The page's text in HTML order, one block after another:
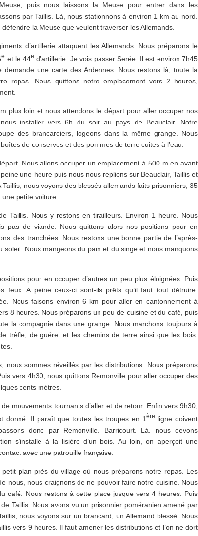
Meuse, puis nous laissons la Meuse pour entrer dans les
par Taillis. Là, nous stationnons à environ 1 km au nord.
la Meuse que veulent traverser les Allemands.
d’artillerie attaquent les Allemands. Nous préparons le
e et le 44e d’artillerie. Je vois passer Serée. Il est environ 7h45
demande une carte des Ardennes. Nous restons là, toute la
repas. Nous quittons notre emplacement vers 2 heures,
plus loin et nous attendons le départ pour aller occuper nos
nous installer vers 6h du soir au pays de Beauclair. Notre
des brancardiers, logeons dans la même grange. Nous
de conserves et des pommes de terre cuites à l’eau.
Nous allons occuper un emplacement à 500 m en avant
une heure puis nous nous replions sur Beauclair, Taillis et
Taillis, nous voyons des blessés allemands faits prisonniers, 35
petite voiture.
Taillis. Nous y restons en tirailleurs. Environ 1 heure. Nous
pas de viande. Nous quittons alors nos positions pour en
des tranchées. Nous restons une bonne partie de l’après-
soleil. Nous mangeons du pain et du singe et nous manquons
pour en occuper d’autres un peu plus éloignées. Puis
feux. A peine ceux-ci sont-ils prêts qu’il faut tout détruire.
Nous faisons environ 6 km pour aller en cantonnement à
8 heures. Nous préparons un peu de cuisine et du café, puis
la compagnie dans une grange. Nous marchons toujours à
trèfle, de guéret et les chemins de terre ainsi que les bois.
nous sommes réveillés par les distributions. Nous préparons
vers 4h30, nous quittons Remonville pour aller occuper des
cents mètres.
mouvements tournants d’aller et de retour. Enfin vers 9h30,
donné. Il paraît que toutes les troupes en 1 ère ligne doivent
donc par Remonville, Barricourt. Là, nous devons
s’installe à la lisière d’un bois. Au loin, on aperçoit une
avec une patrouille française.
plan près du village où nous préparons notre repas. Les
nous, nous craignons de ne pouvoir faire notre cuisine. Nous
café. Nous restons à cette place jusque vers 4 heures. Puis
Taillis. Nous avons vu un prisonnier poméranien amené par
nous voyons sur un brancard, un Allemand blessé. Nous
vers 9 heures. Il faut amener les distributions et l’on ne dort